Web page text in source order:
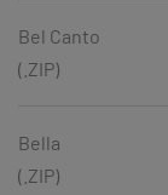
Bel Canto
(.ZIP)
Bella
(.ZIP)